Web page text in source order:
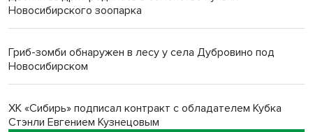
Новосибирского зоопарка
Гриб-зомби обнаружен в лесу у села Дубровино под
Новосибирском
ХК «Сибирь» подписал контракт с обладателем Кубка
Стэнли Евгением Кузнецовым